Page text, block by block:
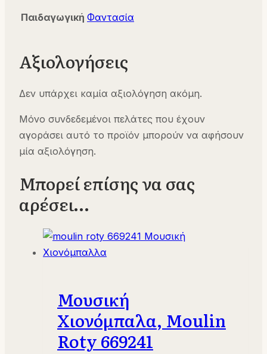
Παιδαγωγική Φαντασία
Αξιολογήσεις
Δεν υπάρχει καμία αξιολόγηση ακόμη.
Μόνο συνδεδεμένοι πελάτες που έχουν
αγοράσει αυτό το προϊόν μπορούν να αφήσουν
μία αξιολόγηση.
Μπορεί επίσης να σας
αρέσει…
Μουσική
Χιονόμπαλα, Moulin
Roty 669241